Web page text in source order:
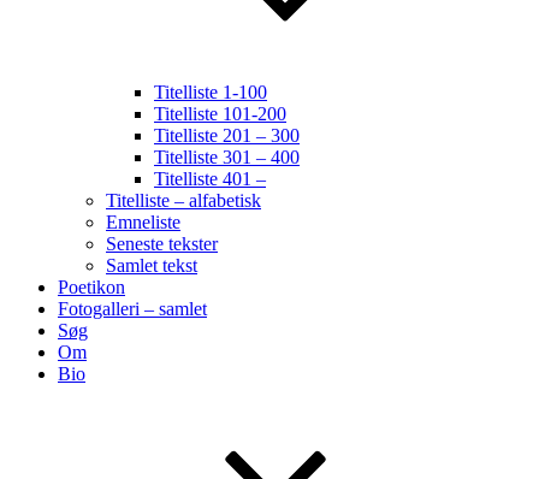
Titelliste 1-100
Titelliste 101-200
Titelliste 201 – 300
Titelliste 301 – 400
Titelliste 401 –
Titelliste – alfabetisk
Emneliste
Seneste tekster
Samlet tekst
Poetikon
Fotogalleri – samlet
Søg
Om
Bio